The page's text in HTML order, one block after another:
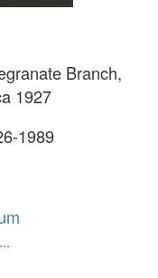
Branch,
1927
1989